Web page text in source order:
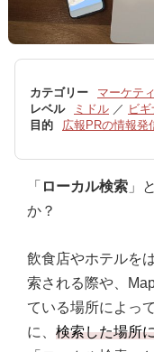
カテゴリー
マーケテ
レベル
ミドル ／ ビ
目的
広報PRの情報発
「 ローカル検索 」
か？
飲食店やホテルを
索される際や、
ている場所によっ
に、 検索した場所